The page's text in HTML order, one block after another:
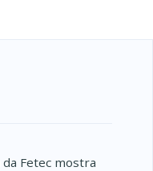
Fetec mostra